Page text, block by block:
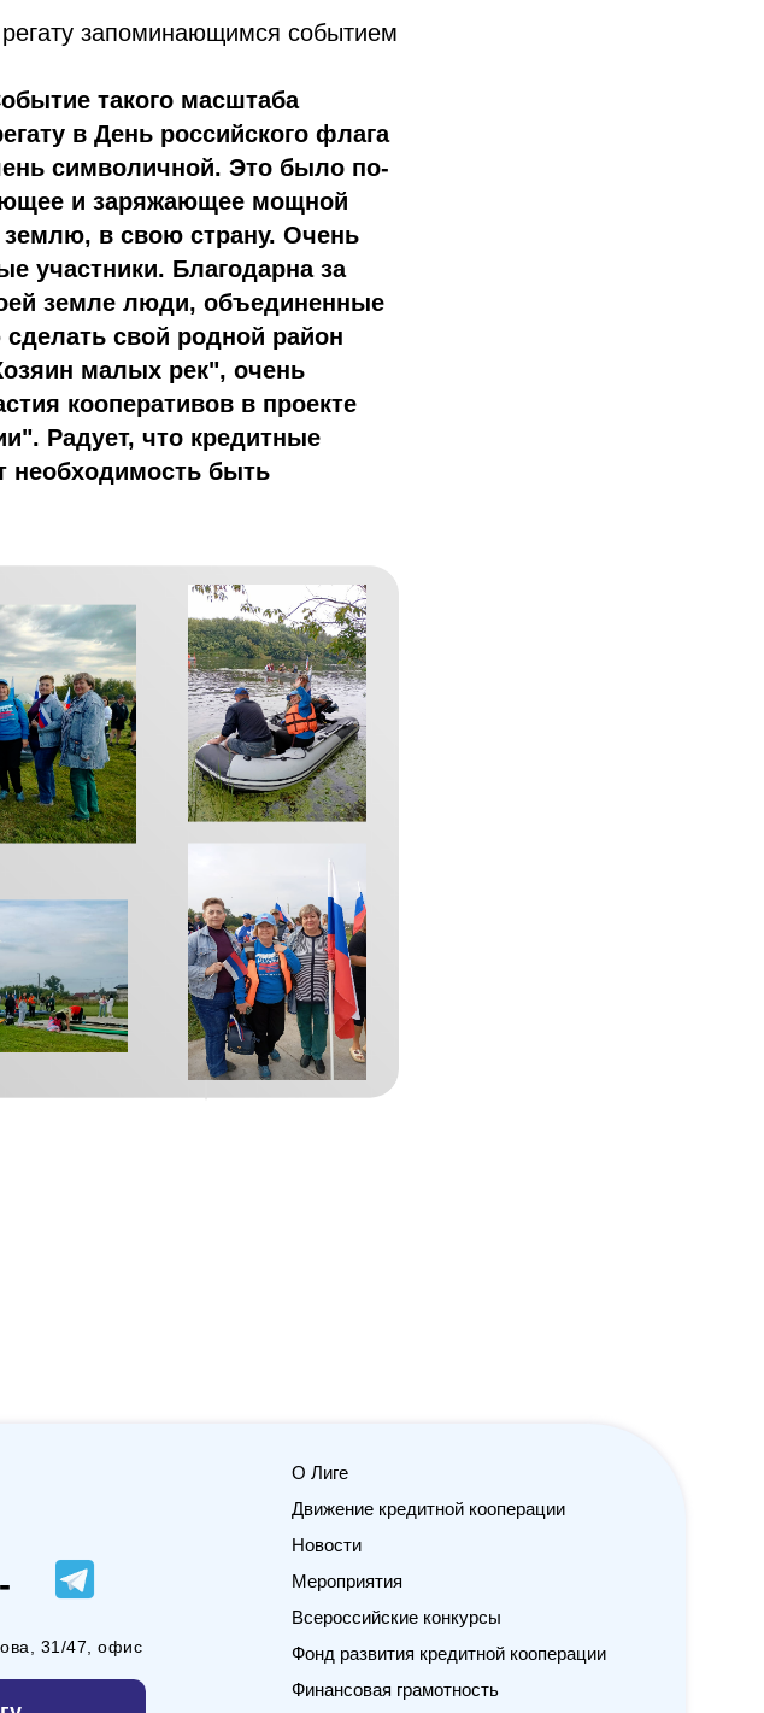
запоминающимся событием
такого масштаба
в День российского флага
символичной. Это было по-
и заряжающее мощной
в свою страну. Очень
участники. Благодарна за
земле люди, объединенные
свой родной район
малых рек", очень
кооперативов в проекте
Радует, что кредитные
необходимость быть
31/47, офис
О Лиге
Движение кредитной кооперации
Новости
Мероприятия
Всероссийские конкурсы
Фонд развития кредитной кооперации
Финансовая грамотность